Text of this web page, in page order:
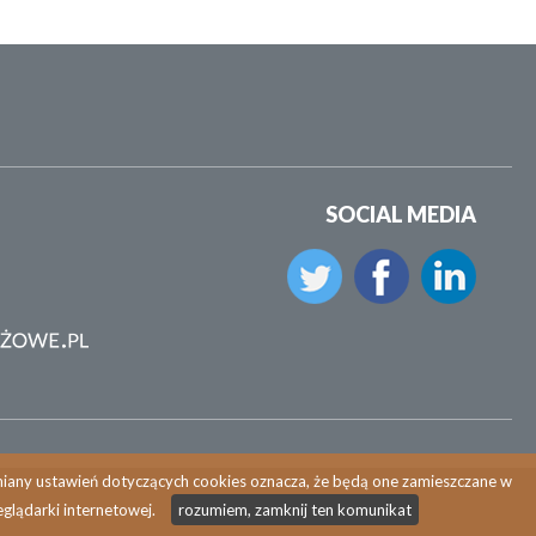
SOCIAL MEDIA
ustawień dotyczących cookies oznacza, że będą one zamieszczane w
internetowej.
rozumiem, zamknij ten komunikat